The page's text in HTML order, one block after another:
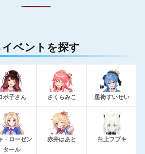
ベントを探す
ボ子さん さくらみこ 星街すいせい
・ローゼン
タール
赤井はあと 白上フブキ